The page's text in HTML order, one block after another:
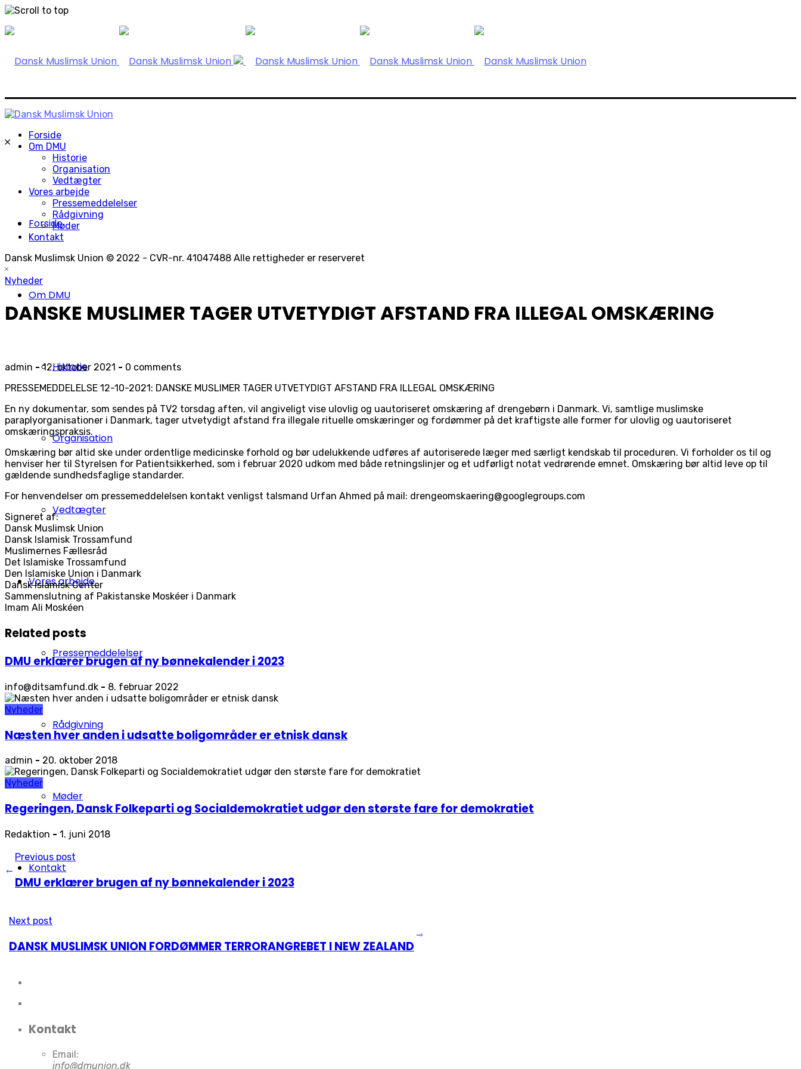
Skip
Forside
Om DMU
Historie
Organisation
Vedtægter
Vores arbejde
Pressemeddelelser
Rådgivning
Møder
Kontakt
Forside
Om DMU
Historie
Organisation
Vedtægter
Vores arbejde
Pressemeddelelser
Rådgivning
Møder
Kontakt
Dansk Muslimsk Union © 2022 - CVR-nr. 41047488 Alle rettigheder er reserveret
Nyheder
DANSKE MUSLIMER TAGER UTVETYDIGT AFSTAND FRA ILLEGAL OMSKÆRING
admin -12. oktober 2021 - 0 comments
PRESSEMEDDELELSE 12-10-2021: DANSKE MUSLIMER TAGER UTVETYDIGT AFSTAND FRA ILLEGAL OMSKÆRING
En ny dokumentar, som sendes på TV2 torsdag aften, vil angiveligt vise ulovlig og uautoriseret omskæring af drengebørn i Danmark. Vi, samtlige muslimske
paraplyorganisationer i Danmark, tager utvetydigt afstand fra illegale rituelle omskæringer og fordømmer på det kraftigste alle former for ulovlig og uautoriseret
omskæringspraksis.
Omskæring bør altid ske under ordentlige medicinske forhold og bør udelukkende udføres af autoriserede læger med særligt kendskab til proceduren. Vi forholder os til og
henviser her til Styrelsen for Patientsikkerhed, som i februar 2020 udkom med både retningslinjer og et udførligt notat vedrørende emnet. Omskæring bør altid leve op til
gældende sundhedsfaglige standarder.
For henvendelser om pressemeddelelsen kontakt venligst talsmand Urfan Ahmed på mail: drengeomskaering@googlegroups.com
Signeret af:
Dansk Muslimsk Union
Dansk Islamisk Trossamfund
Muslimernes Fællesråd
Det Islamiske Trossamfund
Den Islamiske Union i Danmark
Dansk Islamisk Center
Sammenslutning af Pakistanske Moskéer i Danmark
Imam Ali Moskéen
Related posts
DMU erklærer brugen af ny bønnekalender i 2023
info@ditsamfund.dk - 8. februar 2022
Nyheder
Næsten hver anden i udsatte boligområder er etnisk dansk
admin - 20. oktober 2018
Nyheder
Regeringen, Dansk Folkeparti og Socialdemokratiet udgør den største fare for demokratiet
Redaktion - 1. juni 2018
Previous post
DMU erklærer brugen af ny bønnekalender i 2023
Next post
DANSK MUSLIMSK UNION FORDØMMER TERRORANGREBET I NEW ZEALAND
Kontakt
Email:
info@dmunion.dk